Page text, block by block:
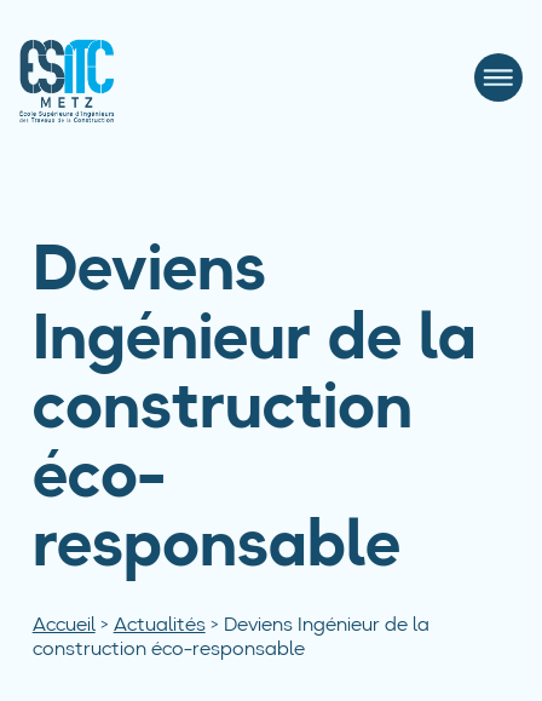
Deviens
Ingénieur de la
construction
éco-
responsable
Accueil> Actualités> Deviens Ingénieur de la
construction éco-responsable